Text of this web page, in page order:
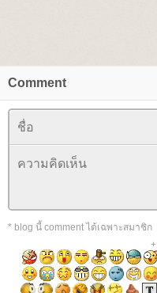
Comment
* blog นี้ comment ได้เฉพาะสมาชิก
+